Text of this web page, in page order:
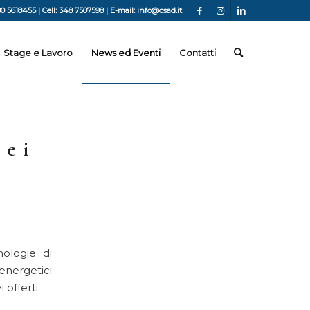
5618455 | Cell: 348 7507598 | E-mail: info@csad.it
Stage e Lavoro News ed Eventi Contatti
e i
di
offerti.